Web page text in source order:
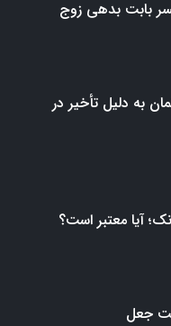
بابت بدهی زوج
به دلیل تأخیر در
آیا معتبر است؟
جعل